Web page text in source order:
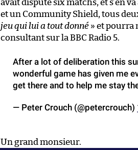
avait disputé six matchs, et s’en
et un Community Shield, tous
jeu qui lui a tout donné » et pourra
consultant sur la BBC Radio 5.
After a lot of deliberation this
wonderful game has given me
get there and to help me stay
— Peter Crouch (@petercrouch)
Un grand monsieur.